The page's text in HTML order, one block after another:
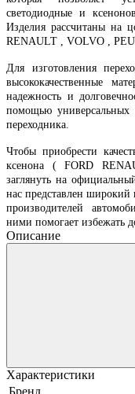
светодиодные и
Изделия рассчитаны на
RENAULT
VOLVO
Для изготовления
высококачественные
надежность и
помощью универсальных
переходника.
Чтобы приобрести
ксенона (FORD
заглянуть на
нас представлен
производителей
ними помогает избежать
Описание
Характеристики
Бренд